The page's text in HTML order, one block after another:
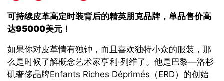
可持续皮革高定时装背后的精英朋克品牌 ， 单品售价高
达95000美元 ！
如果你对皮革情有独钟，而且喜欢独特小众的服装，那
么是时候了解概念艺术家亨利·列维了。他是巴黎—洛杉
矶奢侈品牌Enfants Riches Déprimés（ERD）的创始